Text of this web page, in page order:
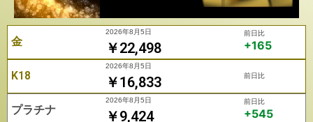
金 ￥22,498
2026年8月5日 前日比
+165
K18 ￥16,833
2026年8月5日
前日比
プラチナ ￥9,424
2026年8月5日 前日比
+545